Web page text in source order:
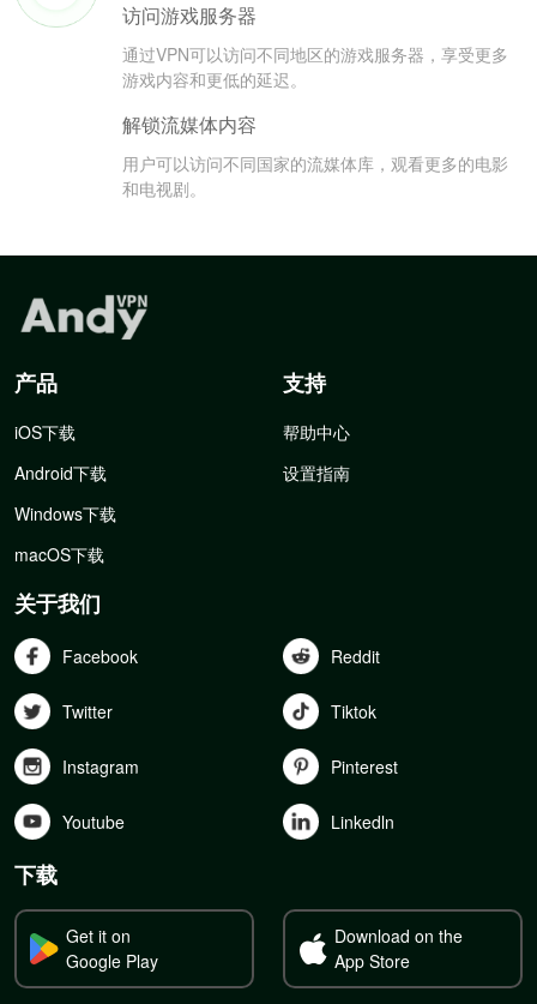
访问游戏服务器
通过VPN可以访问不同地区的游戏服务器，享受更多
游戏内容和更低的延迟。
解锁流媒体内容
用户可以访问不同国家的流媒体库，观看更多的电影
和电视剧。
产品
iOS下载
Android下载
Windows下载
macOS下载
支持
帮助中心
设置指南
关于我们
Facebook Reddit
Twitter Tiktok
Instagram Pinterest
Youtube Linkedln
下载
Get it on
Google Play
Download on the
App Store